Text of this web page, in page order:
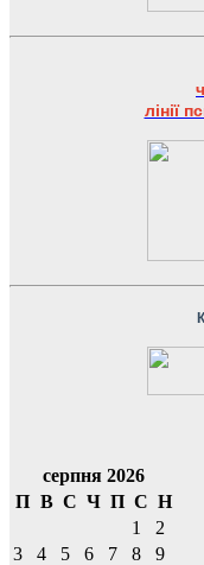
лінії
серпня 2026
П В С Ч П С Н
1
2
3
4 5 6 7 8
9